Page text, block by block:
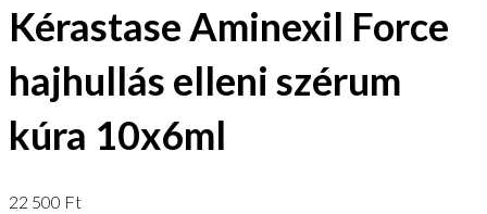
Kérastase Aminexil Force
hajhullás elleni szérum
kúra 10x6ml
22 500 Ft